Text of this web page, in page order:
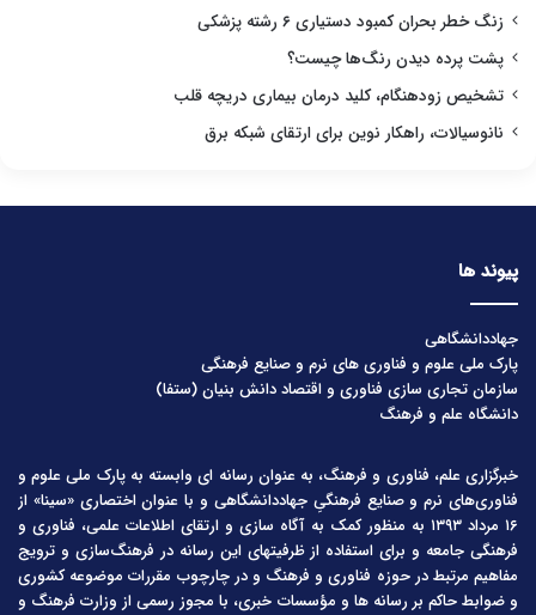
زنگ خطر بحران کمبود دستیاری ۶ رشته پزشکی
پشت پرده دیدن رنگ‌ها چیست؟
تشخیص زودهنگام، کلید درمان بیماری دریچه قلب
نانوسیالات، راهکار نوین برای ارتقای شبکه برق
پیوند ها
جهاددانشگاهی
پارک ملی علوم و فناوری های نرم و صنایع فرهنگی
سازمان تجاری سازی فناوری و اقتصاد دانش بنیان (ستفا)
دانشگاه علم و فرهنگ
خبرگزاری علم، فناوری و فرهنگ، به عنوان رسانه ای وابسته به پارک ملی علوم و
فناوری‌های نرم و صنایع فرهنگیِ جهاددانشگاهی و با عنوان اختصاری «سینا» از
۱۶ مرداد ۱۳۹۳ به منظور کمک به آگاه سازی و ارتقای اطلاعات علمی، فناوری و
فرهنگی جامعه و برای استفاده از ظرفیتهای این رسانه در فرهنگ‌سازی و ترویج
مفاهیم مرتبط در حوزه فناوری و فرهنگ و در چارچوب مقررات موضوعه کشوری
و ضوابط حاکم بر رسانه ها و مؤسسات خبری، با مجوز رسمی از وزارت فرهنگ و